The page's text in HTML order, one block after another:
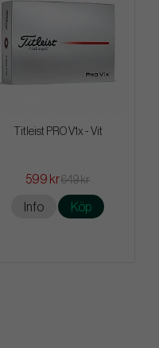
Titleist PRO V1x - Vit
599 kr649 kr
Info Köp